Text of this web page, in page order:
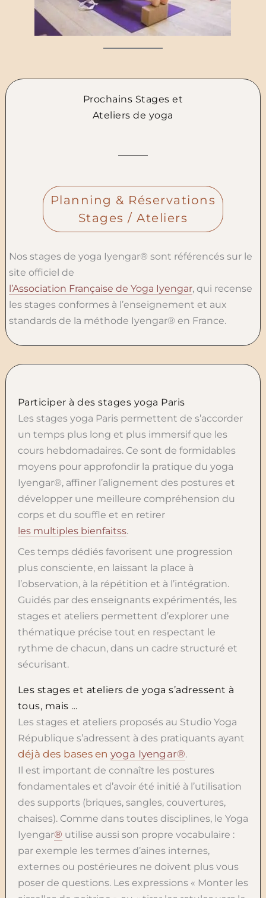
Prochains Stages et
Ateliers de yoga
Planning & Réservations
Stages / Ateliers
Nos stages de yoga Iyengar® sont référencés sur le
site officiel de
l’Association Française de Yoga Iyengar, qui recense
les stages conformes à l’enseignement et aux
standards de la méthode Iyengar® en France.
Participer à des stages yoga Paris
Les stages yoga Paris permettent de s’accorder
un temps plus long et plus immersif que les
cours hebdomadaires. Ce sont de formidables
moyens pour approfondir la pratique du yoga
Iyengar®, affiner l’alignement des postures et
développer une meilleure compréhension du
corps et du souffle et en retirer
les multiples bienfaitss.
Ces temps dédiés favorisent une progression
plus consciente, en laissant la place à
l’observation, à la répétition et à l’intégration.
Guidés par des enseignants expérimentés, les
stages et ateliers permettent d’explorer une
thématique précise tout en respectant le
rythme de chacun, dans un cadre structuré et
sécurisant.
Les stages et ateliers de yoga s’adressent à
tous, mais …
Les stages et ateliers proposés au Studio Yoga
République s’adressent à des pratiquants ayant
déjà des bases en yoga Iyengar®.
Il est important de connaître les postures
fondamentales et d’avoir été initié à l’utilisation
des supports (briques, sangles, couvertures,
chaises). Comme dans toutes disciplines, le Yoga
Iyengar® utilise aussi son propre vocabulaire :
par exemple les termes d’aines internes,
externes ou postérieures ne doivent plus vous
poser de questions. Les expressions « Monter les